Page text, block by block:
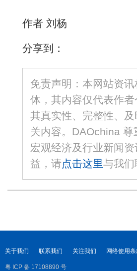
作者 刘杨
分享到：
免责声明：本网站资
体，其内容仅代表作
其真实性、完整性、
关内容。DAOchina
宏观经济及行业新闻
益，请点击这里与我
关于我们 联系我们 关注我们 网络使用条
粤 ICP 备 17108890 号